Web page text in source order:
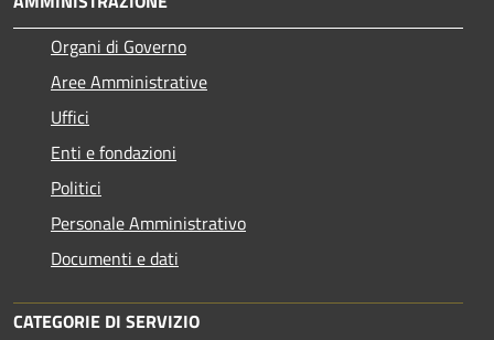
Organi di Governo
Aree Amministrative
Uffici
Enti e fondazioni
Politici
Personale Amministrativo
Documenti e dati
CATEGORIE DI SERVIZIO